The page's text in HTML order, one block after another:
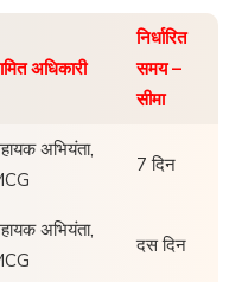
अधिकारी
निर्धारित
समय –
सीमा
अभियंता,
7 दिन
अभियंता,
दस दिन